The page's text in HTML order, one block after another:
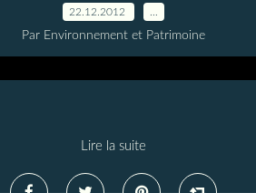
22.12.2012
Par Environnement et Patrimoine
Lire la suite